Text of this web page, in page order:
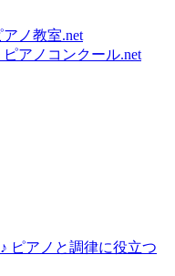
ノ教室.net
アノコンクール.net
ピアノと調律に役立つ